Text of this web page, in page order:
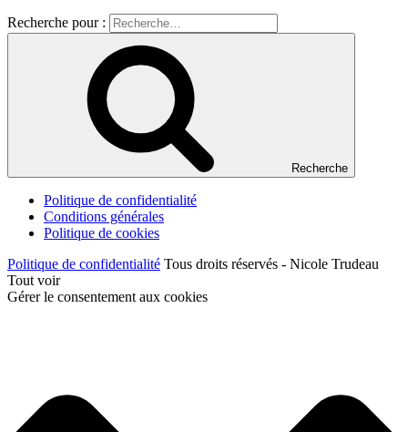
Recherche pour :
Recherche
Politique de confidentialité
Conditions générales
Politique de cookies
Politique de confidentialité Tous droits réservés - Nicole Trudeau
Tout voir
Gérer le consentement aux cookies